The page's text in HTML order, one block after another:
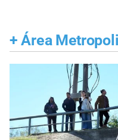
+ Área